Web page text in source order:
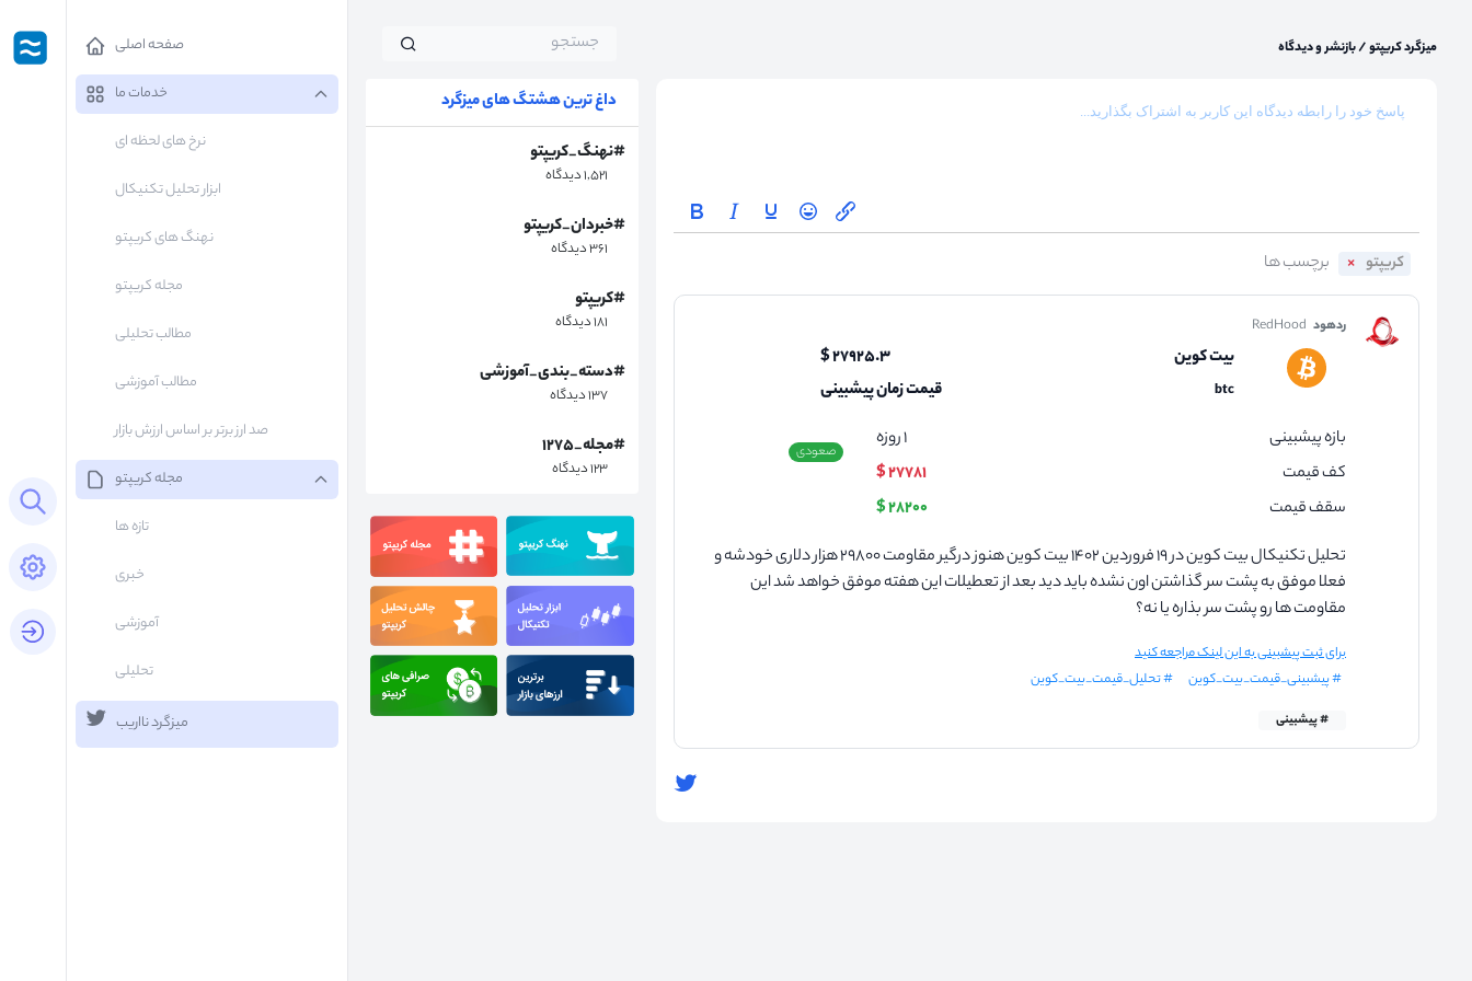
Open search panel
Open settings panel
login button
صفحه اصلی
خدمات ما
نرخ های لحظه ای
ابزار تحلیل تکنیکال
نهنگ های کریپتو
مجله کریپتو
مطالب تحلیلی
مطالب آموزشی
صد ارز برتر بر اساس ارزش بازار
مجله کریپتو
تازه ها
خبری
آموزشی
تحلیلی
میزگرد نااریب
میزگرد کریپتو/بازنشر و دیدگاه
کریپتو
ردهود RedHood
بیت کوین
btc
۲۷۹۲۵.۳ $
قیمت زمان پیشبینی
بازه پیشبینی
کف قیمت
سقف قیمت
۱روزه
۲۷۷۸۱ $
۲۸۲۰۰ $
صعودی
تحلیل تکنیکال بیت کوین در ۱۹ فروردین ۱۴۰۲ بیت کوین هنوز درگیر مقاومت ۲۹۸۰۰ هزار دلاری خودشه و
فعلا موفق به پشت سر گذاشتن اون نشده باید دید بعد از تعطیلات این هفته موفق خواهد شد این
مقاومت ها رو پشت سر بذاره یا نه؟
برای ثبت پیشبینی به این لینک مراجعه کنید
# پیشبینی_قیمت_بیت_کوین
# تحلیل_قیمت_بیت_کوین
# پیشبینی
داغ ترین هشتگ های میزگرد
#نهنگ_کریپتو
۱,۵۲۱ دیدگاه
#خبردان_کریپتو
۳۶۱ دیدگاه
#کریپتو
۱۸۱ دیدگاه
#دسته_بندی_آموزشی
۱۳۷ دیدگاه
#مجله_۱۲۷۵
۱۲۳ دیدگاه